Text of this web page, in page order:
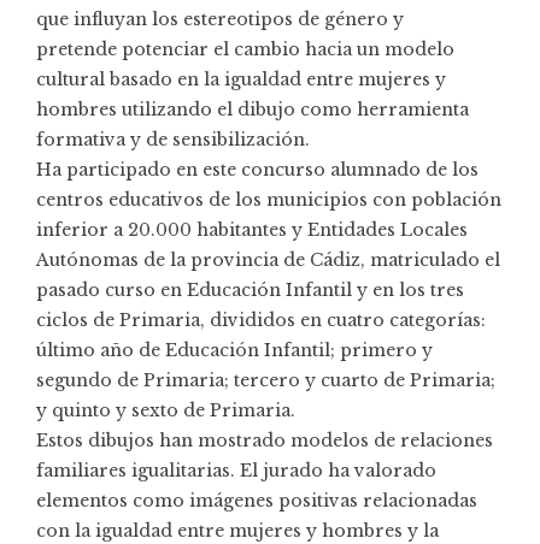
que influyan los estereotipos de género y
pretende potenciar el cambio hacia un modelo
cultural basado en la igualdad entre mujeres y
hombres utilizando el dibujo como herramienta
formativa y de sensibilización.
Ha participado en este concurso alumnado de los
centros educativos de los municipios con población
inferior a 20.000 habitantes y Entidades Locales
Autónomas de la provincia de Cádiz, matriculado el
pasado curso en Educación Infantil y en los tres
ciclos de Primaria, divididos en cuatro categorías:
último año de Educación Infantil; primero y
segundo de Primaria; tercero y cuarto de Primaria;
y quinto y sexto de Primaria.
Estos dibujos han mostrado modelos de relaciones
familiares igualitarias. El jurado ha valorado
elementos como imágenes positivas relacionadas
con la igualdad entre mujeres y hombres y la